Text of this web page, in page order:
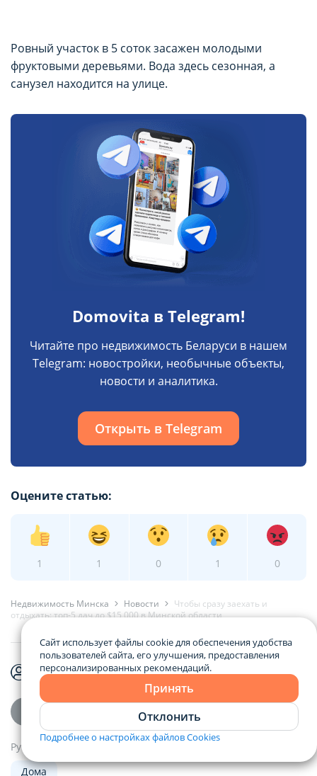
Ровный участок в 5 соток засажен молодыми
фруктовыми деревьями. Вода здесь сезонная, а
санузел находится на улице.
Domovita в Telegram!
Читайте про недвижимость Беларуси в нашем
Telegram: новостройки, необычные объекты,
новости и аналитика.
Открыть в Telegram
Оцените статью:
1 1 0 1 0
Недвижимость Минска Новости
Чтобы сразу заехать и
отдыхать: топ-5 дач до $15 000 в Минской области
Валерия Швед 7 августа 2026 г.
Рубрика
Дома
Сайт использует файлы cookie для обеспечения удобства
пользователей сайта, его улучшения, предоставления
персонализированных рекомендаций.
Принять
Отклонить
Подробнее о настройках файлов Cookies